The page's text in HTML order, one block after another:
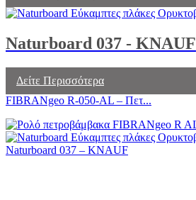
Naturboard 037 - KNAUF
Δείτε Περισσότερα
FIBRANgeo R-050-AL – Πετ...
Naturboard 037 – KNAUF